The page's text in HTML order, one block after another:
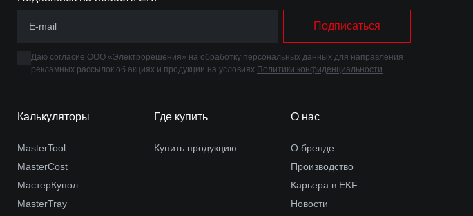
Подписаться
Даю согласие ООО «Электрорешения» на обработку персональных данных для направления
рекламных рассылок об акциях и продукции на условиях Политики конфиденциальности
Калькуляторы
MasterTool
MasterCost
МастерКупол
MasterTray
Где купить
Купить продукцию
О нас
О бренде
Производство
Карьера в EKF
Новости